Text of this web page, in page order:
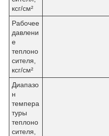
ксг/см²
Рабочее
давлени
е
теплоно
сителя,
ксг/см²
Диапазо
н
темпера
туры
теплоно
сителя,